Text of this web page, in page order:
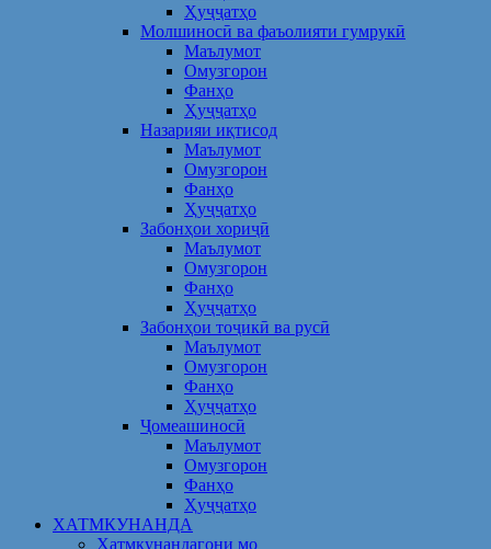
Ҳуҷҷатҳо
Молшиносӣ ва фаъолияти гумрукӣ
Маълумот
Омузгорон
Фанҳо
Ҳуҷҷатҳо
Назарияи иқтисод
Маълумот
Омузгорон
Фанҳо
Ҳуҷҷатҳо
Забонҳои хориҷӣ
Маълумот
Омузгорон
Фанҳо
Ҳуҷҷатҳо
Забонҳои тоҷикӣ ва русӣ
Маълумот
Омузгорон
Фанҳо
Ҳуҷҷатҳо
Ҷомеашиносӣ
Маълумот
Омузгорон
Фанҳо
Ҳуҷҷатҳо
ХАТМКУНАНДА
Хатмкунандагони мо